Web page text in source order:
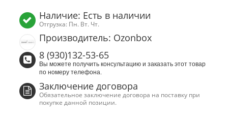
Наличие: Есть в наличии
Отгрузка: Пн. Вт. Чт.
Производитель: Ozonbox
8 (930)132-53-65
Вы можете получить консультацию и заказать этот товар
по номеру телефона.
Заключение договора
Обязательное заключение договора на поставку при
покупке данной позиции.